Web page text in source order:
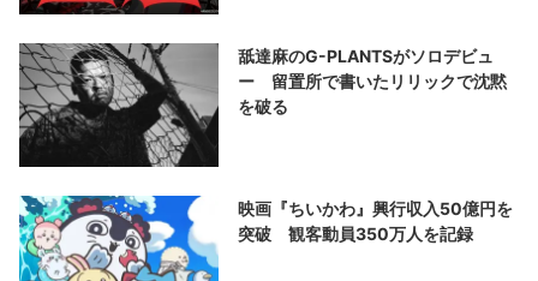
舐達麻のG-PLANTSがソロデビュ
ー 留置所で書いたリリックで沈黙
を破る
映画『ちいかわ』興行収入50億円を
突破 観客動員350万人を記録